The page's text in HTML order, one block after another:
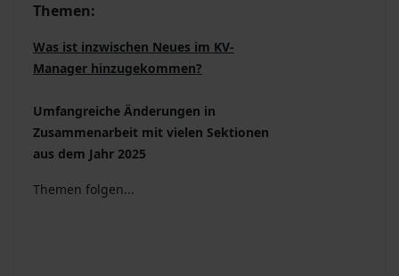
Themen:
Was ist inzwischen Neues im KV-
Manager hinzugekommen?
Umfangreiche Änderungen in
Zusammenarbeit mit vielen Sektionen
aus dem Jahr 2025
Themen folgen...